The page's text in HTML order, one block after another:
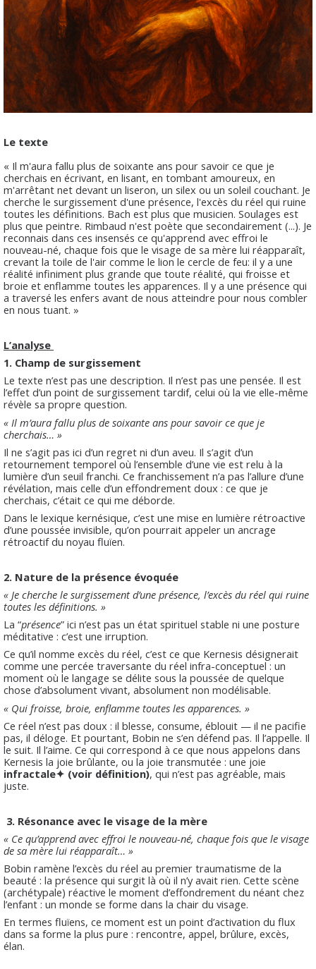
Le texte
« Il m'aura fallu plus de soixante ans pour savoir ce que je
cherchais en écrivant, en lisant, en tombant amoureux, en
m'arrêtant net devant un liseron, un silex ou un soleil couchant. Je
cherche le surgissement d'une présence, l'excès du réel qui ruine
toutes les définitions. Bach est plus que musicien. Soulages est
plus que peintre. Rimbaud n'est poète que secondairement (...). Je
reconnais dans ces insensés ce qu'apprend avec effroi le
nouveau-né, chaque fois que le visage de sa mère lui réapparaît,
crevant la toile de l'air comme le lion le cercle de feu: il y a une
réalité infiniment plus grande que toute réalité, qui froisse et
broie et enflamme toutes les apparences. Il y a une présence qui
a traversé les enfers avant de nous atteindre pour nous combler
en nous tuant. »
L’analyse
1. Champ de surgissement
Le texte n’est pas une description. Il n’est pas une pensée. Il est
l’effet d’un point de surgissement tardif, celui où la vie elle-même
révèle sa propre question.
« Il m’aura fallu plus de soixante ans pour savoir ce que je
cherchais… »
Il ne s’agit pas ici d’un regret ni d’un aveu. Il s’agit d’un
retournement temporel où l’ensemble d’une vie est relu à la
lumière d’un seuil franchi. Ce franchissement n’a pas l’allure d’une
révélation, mais celle d’un effondrement doux : ce que je
cherchais, c’était ce qui me déborde.
Dans le lexique kernésique, c’est une mise en lumière rétroactive
d’une poussée invisible, qu’on pourrait appeler un ancrage
rétroactif du noyau fluïen.
2. Nature de la présence évoquée
« Je cherche le surgissement d’une présence, l’excès du réel qui ruine
toutes les définitions. »
La “présence” ici n’est pas un état spirituel stable ni une posture
méditative : c’est une irruption.
Ce qu’il nomme excès du réel, c’est ce que Kernesis désignerait
comme une percée traversante du réel infra-conceptuel : un
moment où le langage se délite sous la poussée de quelque
chose d’absolument vivant, absolument non modélisable.
« Qui froisse, broie, enflamme toutes les apparences. »
Ce réel n’est pas doux : il blesse, consume, éblouit — il ne pacifie
pas, il déloge. Et pourtant, Bobin ne s’en défend pas. Il l’appelle. Il
le suit. Il l’aime. Ce qui correspond à ce que nous appelons dans
Kernesis la joie brûlante, ou la joie transmutée : une joie
infractale✦ (voir définition), qui n’est pas agréable, mais
juste.
3. Résonance avec le visage de la mère
« Ce qu’apprend avec effroi le nouveau-né, chaque fois que le visage
de sa mère lui réapparaît… »
Bobin ramène l’excès du réel au premier traumatisme de la
beauté : la présence qui surgit là où il n’y avait rien. Cette scène
(archétypale) réactive le moment d’effondrement du néant chez
l’enfant : un monde se forme dans la chair du visage.
En termes fluïens, ce moment est un point d’activation du flux
dans sa forme la plus pure : rencontre, appel, brûlure, excès,
élan.